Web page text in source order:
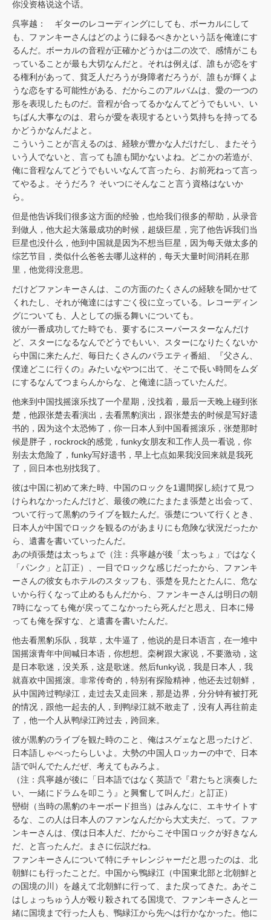
你没资格说这个话。
呉寧越： ギターのレコーディングにしても、ボーカルにして
も、ファンキーさんはどのように録るべきかという話を俺達にす
るんだ。ボーカルの音程が正確かどうかは二の次で、感情がこも
っていることが最も大切なんだと。それは例えば、誰もが恋をす
る権利があって、貧乏人だろうが身障者だろうが、誰もが輝くよ
うな恋をする可能性がある、だからこのアルバムは、愛の一つの
形を表現したものだ。音程が合ってるかなんてどうでもいい、い
ちばん大事なのは、君らが愛を表現するという気持ちを持ってる
かどうかなんだよと。
こういうことが言えるのは、経験が豊かな人だけだし、またそう
いう人でないと、言っても誰も聞かないよね。どこかの若造が、
俺に音程なんてどうでもいいなんて言ったら、お前死ねって言っ
てやるよ。そうだろ？ そいつにそんなこと言う資格はないか
ら。
但是他告诉我们很多这方面的经验，也给我们很多的帮助，从录音
到做人，他大起大落最成功的时候，超级巨星，完了他告诉我们当
巨星也没什么，他到中国就是因为不想当巨星，因为每天做太多的
综艺节目，类似什么爸爸去哪儿这样的，每天大量时间消耗在那
里，他觉得没意思。
だけどファンキーさんは、この方面のたくさんの経験を聞かせて
くれたし、それが俺達にはすごく役に立っている。レコーディン
グについても、人としての振る舞いについても。
彼が一番成功してた時でも、要するにスーパースターなんだけ
ど、スターになるなんでどうでもいい、スターになりたくないか
ら中国に来たんだ、毎日たくさんのバラエティ番組、『父さん、
僕達どこに行くの』みたいなやつに出て、そこで長い時間をムダ
にするなんてつまらんからな、と俺達に語っていたんだ。
他来到中国找摇滚乐找了一个星期，没找着，最后一天晚上碰到张
楚，他跟张楚去看演出，去看黑豹演出，跟张楚去的时候是写好遗
书的，因为这个太恐怖了，你一日本人到中国看摇滚乐，张楚那时
候是胖子，rockrock的感觉，funky女朋友和工作人员一看说，你
别去太危险了，funky写好遗书，早上七点如果我没回来就是我死
了，回日本也别找我了。
彼は中国に初めて来た時、中国のロックを1週間探し続けて見つ
けられなかったんだけど、最後の晩にたまたま張楚と出会って、
ついて行って黒豹のライブを観たんだ。張楚について行くとき、
日本人が中国でロックを観るのがあまりにも危険な状況だったか
ら、遺書を書いていったんだ。
あの頃張楚は太っちょで（注：呉寧越が後「太っちょ」ではなく
「パンク」と訂正）、一目でロックな感じだったから、ファンキ
ーさんの彼女もホテルのスタッフも、張楚を見たとたんに、危な
いから行くなって止めるもんだから、ファンキーさんは明日の朝
7時になっても俺が戻ってこなかったら死んだと思え、日本に帰
っても俺を探すな、と遺書を書いたんだ。
他去看黑豹乐队，我草，太牛逼了，他说的是日本语言，在一堆中
国摇滚青年中间喊日本语，你想想。栾树跟大家说，不要激动，这
是日本歌迷，没关系，这是歌迷。然后funky说，我是日本人，我
就喜欢中国摇滚。非常传奇的，特别有探险精神，他还去过朝鲜，
从中国跨过鸭绿江，走过去又走回来，那是边界，分分钟有被打死
的情况，跟他一起去的人，到鸭绿江就不敢走了，没有人再往前走
了，他一个人从鸭绿江跨过去，跨回来。
彼が黒豹のライブを観た時のこと、俺はスゲェなと思ったけど、
日本語しゃべったらしいよ。大勢の中国人ロッカーの中で、日本
語で叫んでたんだぜ、考えてもみろよ。
（注：呉寧越が後に「日本語ではなく英語で『君たちと演奏した
い、一緒にドラムを叩こう』と興奮して叫んだ」と訂正）
巒樹（当時の黒豹のキーボード担当）はみんなに、エキサイトす
るな、この人は日本人のファンなんだから大丈夫だ、って。ファ
ンキーさんは、僕は日本人だ、だからこそ中国ロックが好きなん
だ、と言ったんだ。まさに伝説だね。
ファンキーさんについて特にチャレンジャーだと思ったのは、北
朝鮮にも行ったことだ。中国から鴨緑江（中国東北部と北朝鮮と
の国境の川）を越えて北朝鮮に行って、また戻ってきた。あそこ
はしょっちゅう人が殴り殺されてる国境で、ファンキーさんと一
緒に国境まで行った人も、鴨緑江から先へは行かなかった。他に